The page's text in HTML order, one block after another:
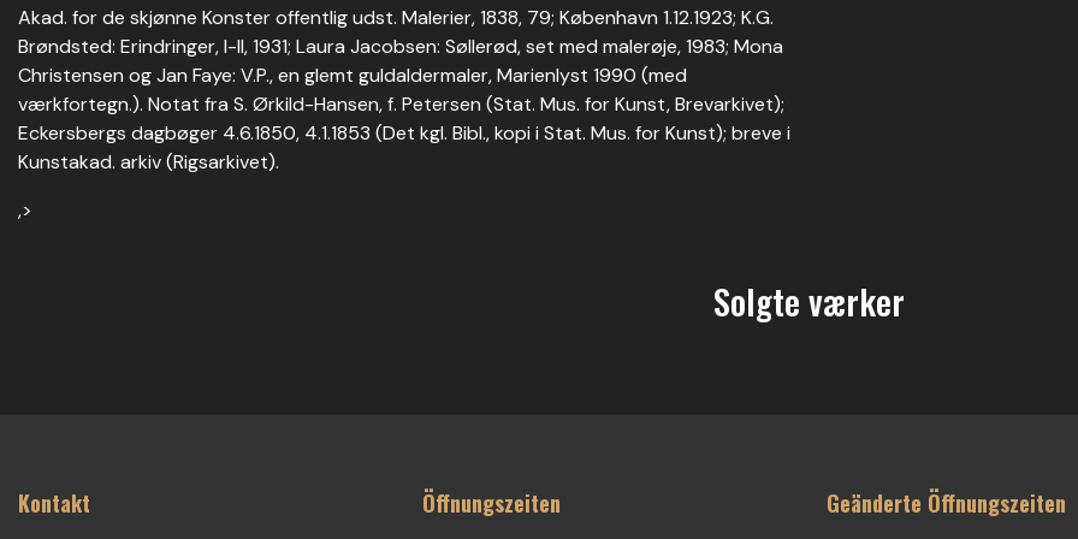
Akad. for de skjønne Konster offentlig udst. Malerier, 1838, 79; København 1.12.1923; K.G.
Brøndsted: Erindringer, I-II, 1931; Laura Jacobsen: Søllerød, set med malerøje, 1983; Mona
Christensen og Jan Faye: V.P., en glemt guldaldermaler, Marienlyst 1990 (med
værkfortegn.). Notat fra S. Ørkild-Hansen, f. Petersen (Stat. Mus. for Kunst, Brevarkivet);
Eckersbergs dagbøger 4.6.1850, 4.1.1853 (Det kgl. Bibl., kopi i Stat. Mus. for Kunst); breve i
Kunstakad. arkiv (Rigsarkivet).
,>
Solgte værker
Kontakt Öffnungszeiten Geänderte Öffnungszeiten